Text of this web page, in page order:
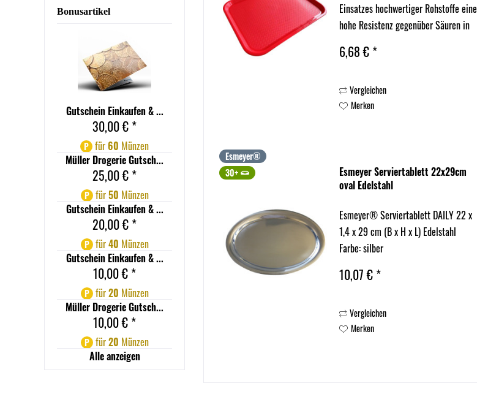
Bonusartikel
Gutschein Einkaufen & ...
30,00 € *
P für60 Münzen
Müller Drogerie Gutsch...
25,00 € *
P für50 Münzen
Gutschein Einkaufen & ...
20,00 € *
P für40 Münzen
Gutschein Einkaufen & ...
10,00 € *
P für20 Münzen
Müller Drogerie Gutsch...
10,00 € *
P für20 Münzen
Alle anzeigen
Einsatzes hochwertiger Rohstoffe eine
hohe Resistenz gegenüber Säuren in
Speisen und besitzen dadurch eine
6,68 € *
Vergleichen
Merken
Esmeyer®
30+
Esmeyer Serviertablett 22x29cm
oval Edelstahl
Esmeyer® Serviertablett DAILY 22 x
1,4 x 29 cm (B x H x L) Edelstahl
Farbe: silber
10,07 € *
Vergleichen
Merken